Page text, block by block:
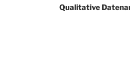
Qualitative